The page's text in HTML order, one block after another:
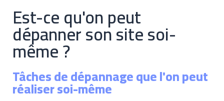
Est-ce qu'on peut
dépanner son site soi-
même ?
Tâches de dépannage que l'on peut
réaliser soi-même